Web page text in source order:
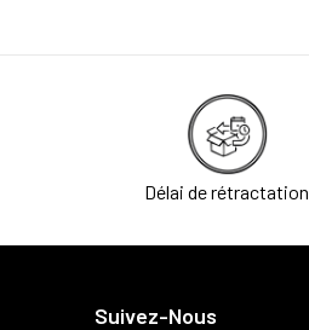
Délai de rétractation
Suivez-Nous